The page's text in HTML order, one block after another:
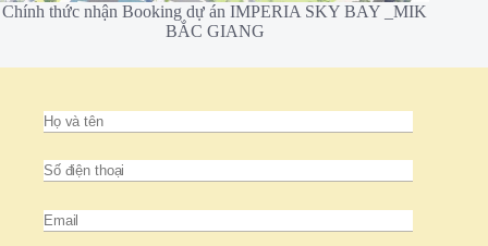
Chính thức nhận Booking dự án IMPERIA SKY BAY _MIK
BẮC GIANG